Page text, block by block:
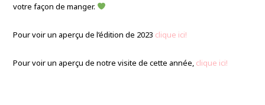
votre façon de manger.
Pour voir un aperçu de l’édition de 2023 clique ici!
Pour voir un aperçu de notre visite de cette année, clique ici!